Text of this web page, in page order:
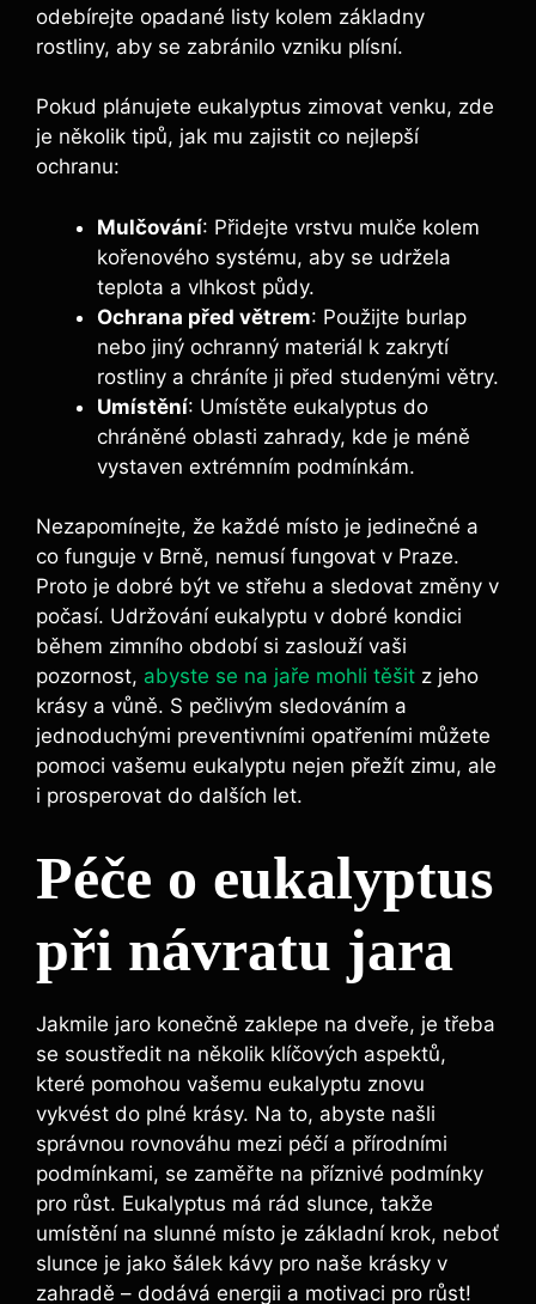
odebírejte opadané listy kolem základny
rostliny, aby se zabránilo vzniku plísní.
Pokud plánujete eukalyptus zimovat venku, zde
je několik tipů, jak mu zajistit co nejlepší
ochranu:
Mulčování: Přidejte vrstvu mulče kolem
kořenového systému, aby se udržela
teplota a vlhkost půdy.
Ochrana před větrem: Použijte burlap
nebo jiný ochranný materiál k zakrytí
rostliny a chráníte ji před studenými větry.
Umístění: Umístěte eukalyptus do
chráněné oblasti zahrady, kde je méně
vystaven extrémním podmínkám.
Nezapomínejte, že každé místo je jedinečné a
co funguje v Brně, nemusí fungovat v Praze.
Proto je dobré být ve střehu a sledovat změny v
počasí. Udržování eukalyptu v dobré kondici
během zimního období si zaslouží vaši
pozornost, abyste se na jaře mohli těšit z jeho
krásy a vůně. S pečlivým sledováním a
jednoduchými preventivními opatřeními můžete
pomoci vašemu eukalyptu nejen přežít zimu, ale
i prosperovat do dalších let.
Péče o eukalyptus
při návratu jara
Jakmile jaro konečně zaklepe na dveře, je třeba
se soustředit na několik klíčových aspektů,
které pomohou vašemu eukalyptu znovu
vykvést do plné krásy. Na to, abyste našli
správnou rovnováhu mezi péčí a přírodními
podmínkami, se zaměřte na příznivé podmínky
pro růst. Eukalyptus má rád slunce, takže
umístění na slunné místo je základní krok, neboť
slunce je jako šálek kávy pro naše krásky v
zahradě – dodává energii a motivaci pro růst!